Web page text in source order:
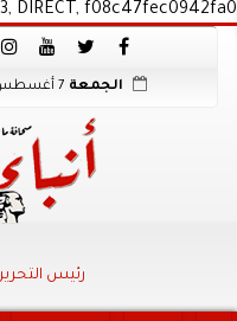
DIRECT, f08c47fec0942fa0
الجمعة
رئيس التحرير